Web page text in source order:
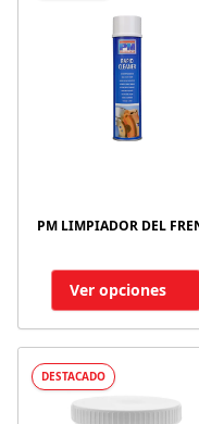
PM LIMPIADOR DEL
Ver opciones
DESTACADO